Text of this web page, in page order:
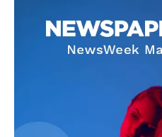
Contact us